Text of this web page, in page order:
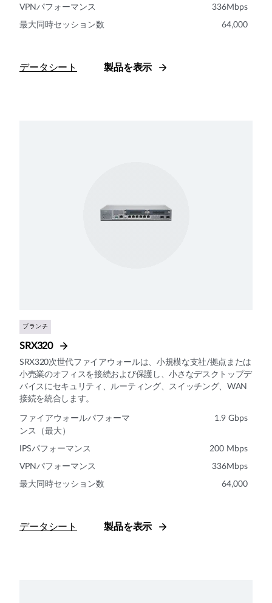
VPNパフォーマンス 336Mbps
最大同時セッション数 64,000
データシート 製品を表示
ブランチ
SRX320
SRX320次世代ファイアウォールは、小規模な支社/拠点または
小売業のオフィスを接続および保護し、小さなデスクトップデ
バイスにセキュリティ、ルーティング、スイッチング、WAN
接続を統合します。
ファイアウォールパフォーマ
ンス（最大）
1.9 Gbps
IPSパフォーマンス 200 Mbps
VPNパフォーマンス 336Mbps
最大同時セッション数 64,000
データシート 製品を表示